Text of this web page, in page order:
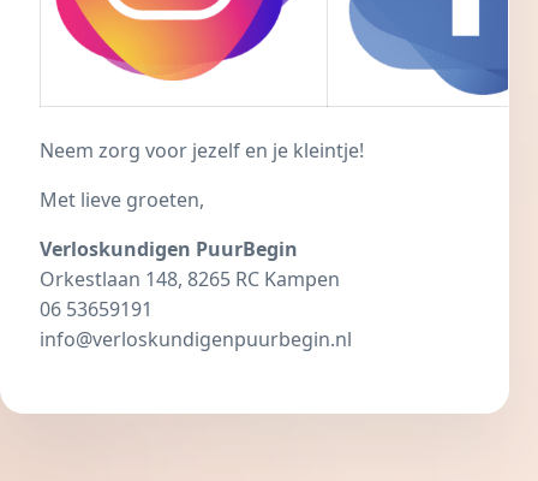
Neem zorg voor jezelf en je kleintje!
Met lieve groeten,
Verloskundigen PuurBegin
Orkestlaan 148, 8265 RC Kampen
06 53659191
info@verloskundigenpuurbegin.nl